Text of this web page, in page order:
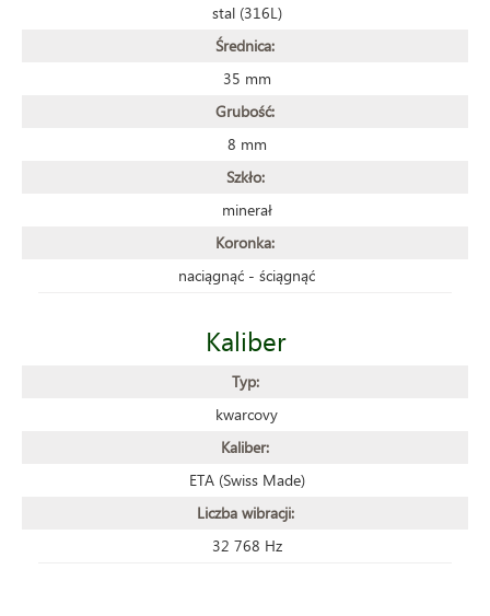
stal (316L)
Średnica:
35 mm
Grubość:
8 mm
Szkło:
minerał
Koronka:
naciągnąć - ściągnąć
Kaliber
Typ:
kwarcovy
Kaliber:
ETA (Swiss Made)
Liczba wibracji:
32 768 Hz